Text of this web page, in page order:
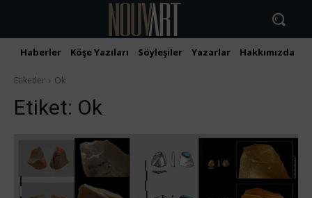
Haberler Köşe Yazıları Söyleşiler Yazarlar Hakkımızda
Etiketler Ok
Etiket: Ok